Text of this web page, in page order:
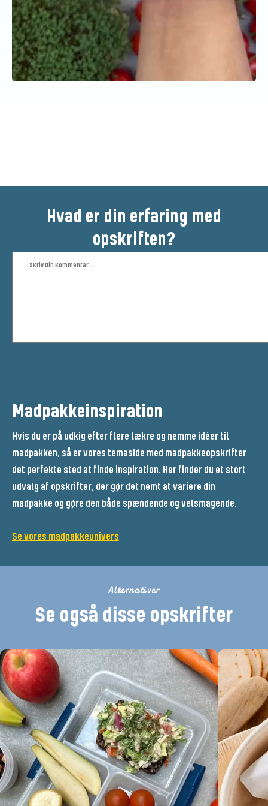
Hvad er din erfaring med
opskriften?
Madpakkeinspiration
Hvis du er på udkig efter flere lækre og nemme idéer til
madpakken, så er vores temaside med madpakkeopskrifter
det perfekte sted at finde inspiration. Her finder du et stort
udvalg af opskrifter, der gør det nemt at variere din
madpakke og gøre den både spændende og velsmagende.
Se vores madpakkeunivers
Alternativer
Se også disse opskrifter